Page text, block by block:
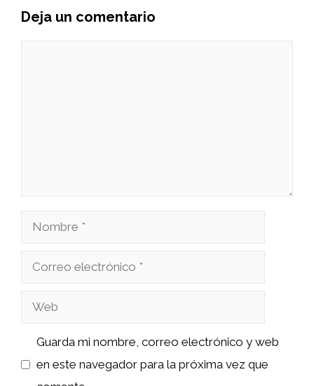
Deja un comentario
Nombre
Correo
Web
Guarda mi nombre, correo electrónico y web
en este navegador para la próxima vez que